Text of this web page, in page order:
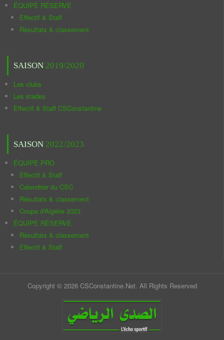
ÉQUIPE RÉSERVE
Effectif & Staff
Résultats & classement
SAISON 2019/2020
Les clubs
Les stades
Effectif & Staff CSConstantine
SAISON 2022/2023
ÉQUIPE PRO
Effectif & Staff
Calendrier du CSC
Résultats & classement
Coupe d'Algérie 2023
ÉQUIPE RÉSERVE
Résultats & classement
Effectif & Staff
Copyright © 2026 CSConstantine.Net. All Rights Reserved